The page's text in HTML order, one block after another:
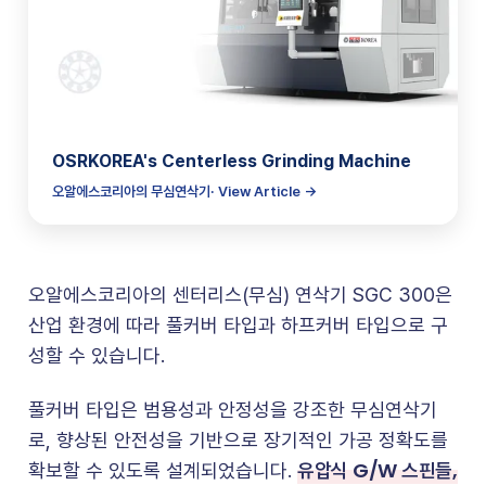
OSRKOREA's Centerless Grinding Machine
오알에스코리아의 무심연삭기· View Article →
오알에스코리아의 센터리스(무심) 연삭기 SGC 300은
산업 환경에 따라 풀커버 타입과 하프커버 타입으로 구
성할 수 있습니다.
풀커버 타입은 범용성과 안정성을 강조한 무심연삭기
로, 향상된 안전성을 기반으로 장기적인 가공 정확도를
확보할 수 있도록 설계되었습니다. 유압식 G/W 스핀들,